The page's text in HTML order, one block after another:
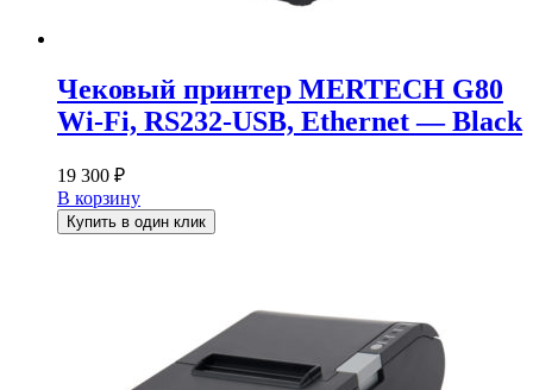
Чековый принтер MERTECH G80
Wi-Fi, RS232-USB, Ethernet — Black
19 300 ₽
В корзину
Купить в один клик